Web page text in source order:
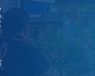
, Ouvre une nouvelle